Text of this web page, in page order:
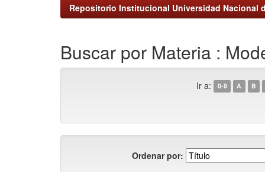
Repositorio Institucional Universidad Nacional
Buscar por Materia :
Ir a: 0-9 A B
Ordenar por: